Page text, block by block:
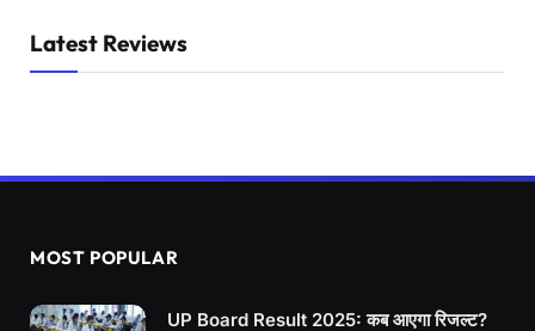
Latest Reviews
MOST POPULAR
UP Board Result 2025: कब आएगा रिजल्ट?